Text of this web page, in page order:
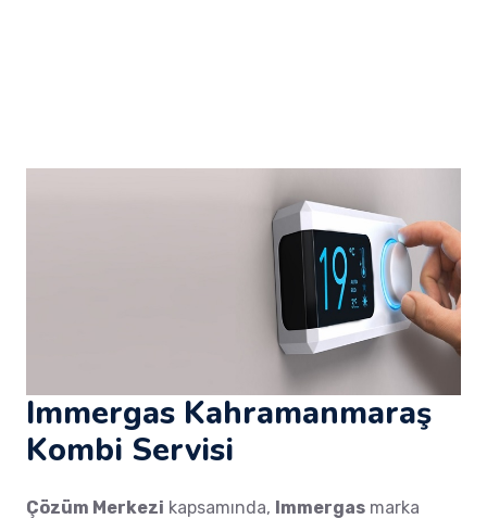
Immergas Kahramanmaraş
Kombi Servisi
Çözüm Merkezi kapsamında, Immergas marka